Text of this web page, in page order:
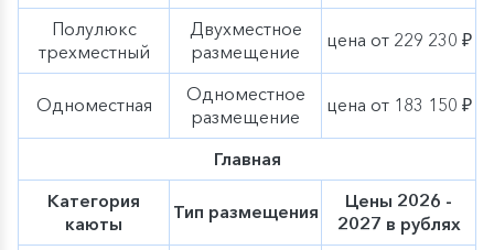
Полулюкс
трехместный
Двухместное
размещение
цена от 229 230 ₽
Одноместная
Одноместное
размещение
цена от 183 150 ₽
Главная
Категория
каюты
Тип размещения
Цены 2026 -
2027 в рублях